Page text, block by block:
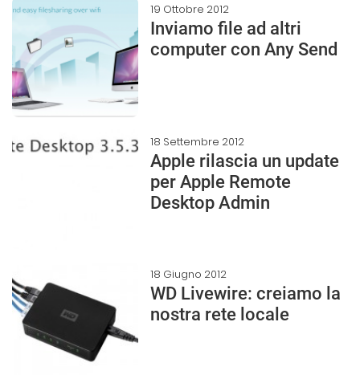
19 Ottobre 2012
Inviamo file ad altri
computer con Any Send
18 Settembre 2012
Apple rilascia un update
per Apple Remote
Desktop Admin
18 Giugno 2012
WD Livewire: creiamo la
nostra rete locale